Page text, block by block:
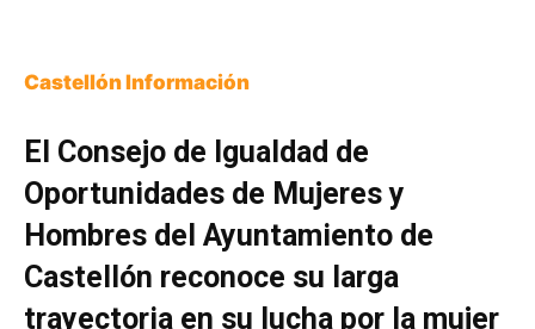
Castellón Información
El Consejo de Igualdad de
Oportunidades de Mujeres y
Hombres del Ayuntamiento de
Castellón reconoce su larga
trayectoria en su lucha por la mujer